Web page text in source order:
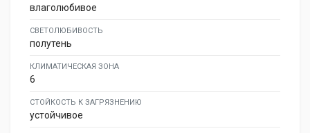
влаголюбивое
СВЕТОЛЮБИВОСТЬ
полутень
КЛИМАТИЧЕСКАЯ ЗОНА
6
СТОЙКОСТЬ К ЗАГРЯЗНЕНИЮ
устойчивое